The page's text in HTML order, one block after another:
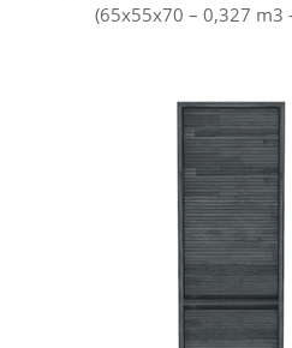
(65x55x70 – 0,327 m3